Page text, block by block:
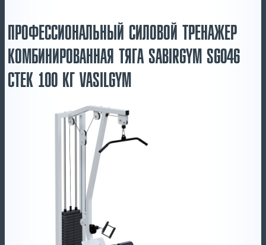
ПРОФЕССИОНАЛЬНЫЙ СИЛОВОЙ ТРЕНАЖЕР
КОМБИНИРОВАННАЯ ТЯГА SABIRGYM SG046
СТЕК 100 КГ VASILGYM